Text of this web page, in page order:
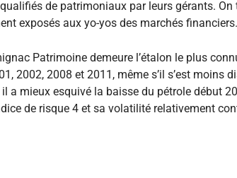
de patrimoniaux par leurs gérants.
exposés aux yo-yos des marchés financiers.
Patrimoine demeure l’étalon le plus
2002, 2008 et 2011, même s’il s’est moins
mieux esquivé la baisse du pétrole début
de risque 4 et sa volatilité relativement